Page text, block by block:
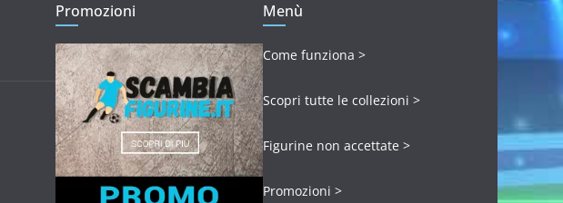
Promozioni Menù
Come funziona >
Scopri tutte le collezioni >
Figurine non accettate >
Promozioni >